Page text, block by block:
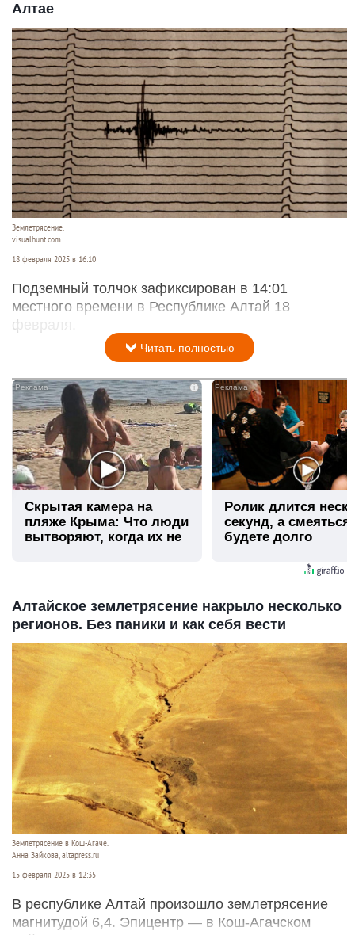
Алтае
Землетрясение.
visualhunt.com
18 февраля 2025 в 16:10
Подземный толчок зафиксирован в 14:01
местного времени в Республике Алтай 18
февраля.
Читать полностью
i
Скрытая камера на
пляже Крыма: Что люди
вытворяют, когда их не
Ролик длится
секунд, а
будете долго
Алтайское землетрясение накрыло несколько
регионов. Без паники и как себя вести
Землетрясение в Кош-Агаче.
Анна Зайкова, altapress.ru
15 февраля 2025 в 12:35
В республике Алтай произошло землетрясение
магнитудой 6,4. Эпицентр — в Кош-Агачском